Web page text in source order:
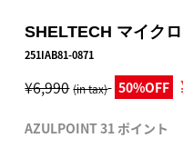
SHELTECH マイク
251IAB81-0871
¥6,990 (in tax) 50%OFF
AZULPOINT 31 ポイント